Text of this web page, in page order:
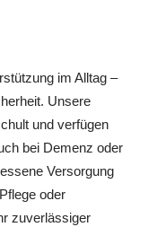
im Alltag –
Unsere
und verfügen
bei Demenz oder
Versorgung
oder
zuverlässiger